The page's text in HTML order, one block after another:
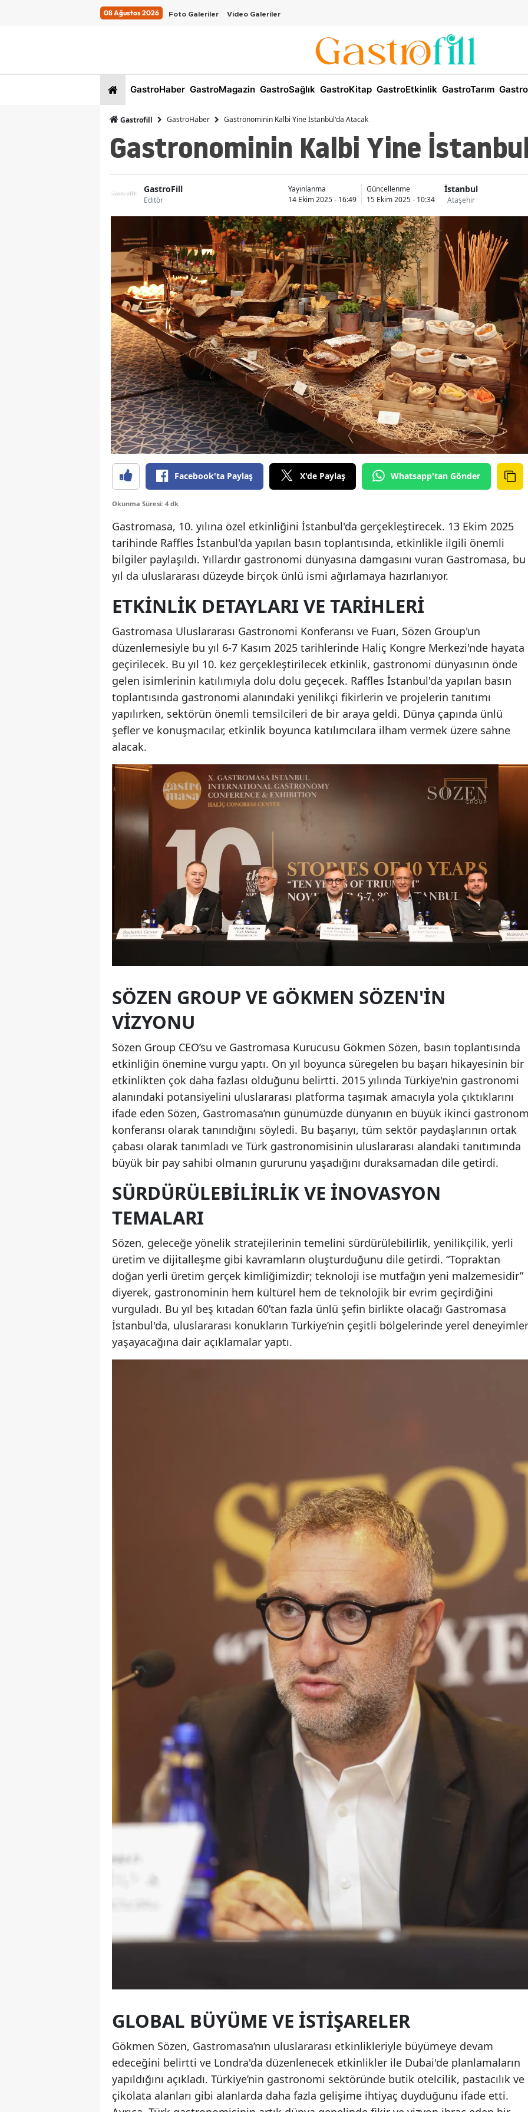
08 Ağustos 2026 Foto Galeriler Video Galeriler
GastroHaber GastroMagazin GastroSağlık GastroKitap GastroEtkinlik GastroTarım
Gastrofill GastroHaber Gastronominin Kalbi Yine İstanbul'da Atacak
Gastronominin Kalbi Yine
GastroFill
Editör
Yayınlanma
14 Ekim 2025 - 16:49
Güncellenme
15 Ekim 2025 - 10:34
İstanbul
Ataşehir
Facebook'ta Paylaş X'de Paylaş Whatsapp'tan Gönder
Okunma Süresi: 4 dk
Gastromasa, 10. yılına özel etkinliğini İstanbul'da gerçekleştirecek. 13 Ekim 2025
tarihinde Raffles İstanbul'da yapılan basın toplantısında, etkinlikle ilgili önemli
bilgiler paylaşıldı. Yıllardır gastronomi dünyasına damgasını vuran Gastromasa, bu
yıl da uluslararası düzeyde birçok ünlü ismi ağırlamaya hazırlanıyor.
ETKINLIK DETAYLARI VE TARIHLERI
Gastromasa Uluslararası Gastronomi Konferansı ve Fuarı, Sözen Group'un
düzenlemesiyle bu yıl 6-7 Kasım 2025 tarihlerinde Haliç Kongre Merkezi'nde hayata
geçirilecek. Bu yıl 10. kez gerçekleştirilecek etkinlik, gastronomi dünyasının önde
gelen isimlerinin katılımıyla dolu dolu geçecek. Raffles İstanbul'da yapılan basın
toplantısında gastronomi alanındaki yenilikçi fikirlerin ve projelerin tanıtımı
yapılırken, sektörün önemli temsilcileri de bir araya geldi. Dünya çapında ünlü
şefler ve konuşmacılar, etkinlik boyunca katılımcılara ilham vermek üzere sahne
alacak.
SÖZEN GROUP VE GÖKMEN SÖZEN'IN
VIZYONU
Sözen Group CEO’su ve Gastromasa Kurucusu Gökmen Sözen, basın toplantısında
etkinliğin önemine vurgu yaptı. On yıl boyunca süregelen bu başarı hikayesinin bir
etkinlikten çok daha fazlası olduğunu belirtti. 2015 yılında Türkiye'nin gastronomi
alanındaki potansiyelini uluslararası platforma taşımak amacıyla yola çıktıklarını
ifade eden Sözen, Gastromasa’nın günümüzde dünyanın en büyük ikinci
konferansı olarak tanındığını söyledi. Bu başarıyı, tüm sektör paydaşlarının ortak
çabası olarak tanımladı ve Türk gastronomisinin uluslararası alandaki tanıtımında
büyük bir pay sahibi olmanın gururunu yaşadığını duraksamadan dile getirdi.
SÜRDÜRÜLEBILIRLIK VE İNOVASYON
TEMALARI
Sözen, geleceğe yönelik stratejilerinin temelini sürdürülebilirlik, yenilikçilik, yerli
üretim ve dijitalleşme gibi kavramların oluşturduğunu dile getirdi. “Topraktan
doğan yerli üretim gerçek kimliğimizdir; teknoloji ise mutfağın yeni malzemesidir”
diyerek, gastronominin hem kültürel hem de teknolojik bir evrim geçirdiğini
vurguladı. Bu yıl beş kıtadan 60’tan fazla ünlü şefin birlikte olacağı Gastromasa
İstanbul'da, uluslararası konukların Türkiye’nin çeşitli bölgelerinde yerel deneyimler
yaşayacağına dair açıklamalar yaptı.
GLOBAL BÜYÜME VE İSTIŞARELER
Gökmen Sözen, Gastromasa’nın uluslararası etkinlikleriyle büyümeye devam
edeceğini belirtti ve Londra'da düzenlenecek etkinlikler ile Dubai'de planlamaların
yapıldığını açıkladı. Türkiye’nin gastronomi sektöründe butik otelcilik, pastacılık ve
çikolata alanları gibi alanlarda daha fazla gelişime ihtiyaç duyduğunu ifade etti.